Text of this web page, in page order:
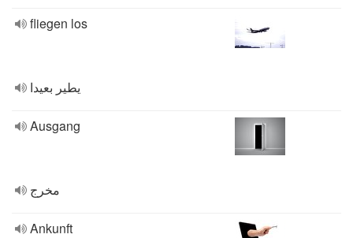
fliegen los
يطير بعيدا
Ausgang
مخرج
Ankunft